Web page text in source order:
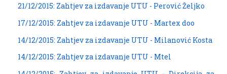
21/12/2015: Zahtjev za izdavanje UTU - Perović Željko
17/12/2015: Zahtjev za izdavanje UTU - Martex doo
14/12/2015: Zahtjev za izdavanje UTU - Milanović Kosta
14/12/2015: Zahtjev za izdavanje UTU - Mtel